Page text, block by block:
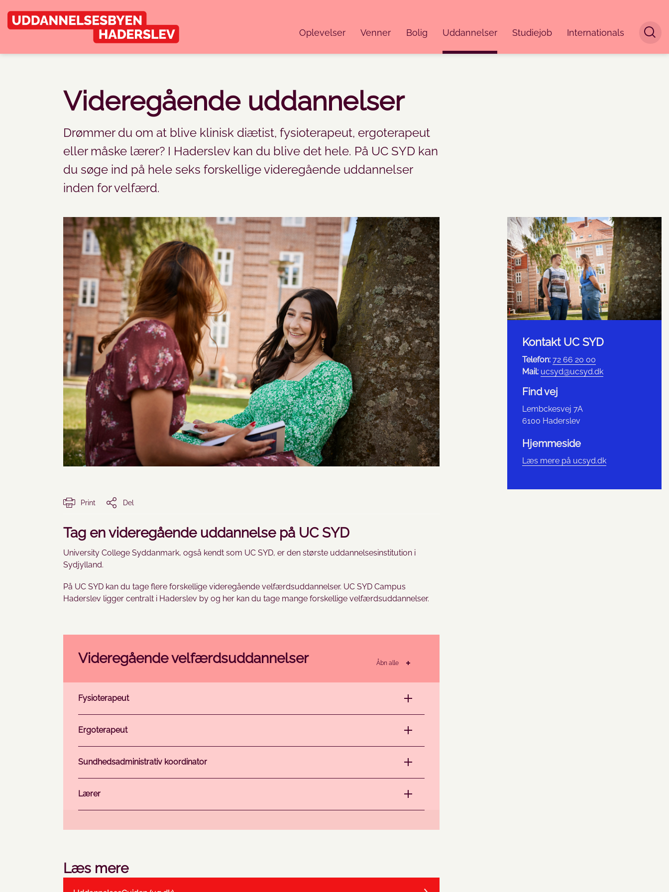
Oplevelser Venner Bolig Uddannelser Studiejob Internationals
Videregående uddannelser
Drømmer du om at blive klinisk diætist, fysioterapeut, ergoterapeut
eller måske lærer? I Haderslev kan du blive det hele. På UC SYD kan
du søge ind på hele seks forskellige videregående uddannelser
inden for velfærd.
Print Del
Tag en videregående uddannelse på UC SYD
University College Syddanmark, også kendt som UC SYD, er den største uddannelsesinstitution i
Sydjylland.
På UC SYD kan du tage flere forskellige videregående velfærdsuddannelser. UC SYD Campus
Haderslev ligger centralt i Haderslev by og her kan du tage mange forskellige velfærdsuddannelser.
Videregående velfærdsuddannelser Åbn alle
Fysioterapeut
Ergoterapeut
Sundhedsadministrativ koordinator
Lærer
Læs mere
Kontakt UC SYD
Telefon: 72 66 20 00
Mail: ucsyd@ucsyd.dk
Find vej
Lembckesvej 7A
6100 Haderslev
Hjemmeside
Læs mere på ucsyd.dk